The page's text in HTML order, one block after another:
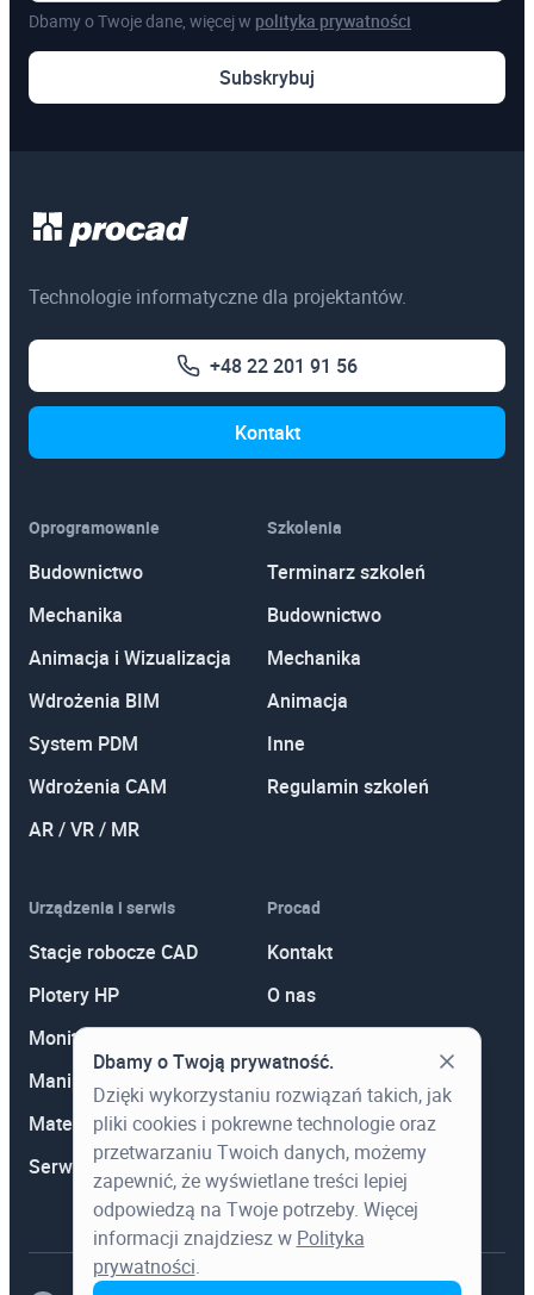
Dbamy o Twoje dane, więcej w polityka prywatności
Subskrybuj
Technologie informatyczne dla projektantów.
+48 22 201 91 56
Kontakt
Oprogramowanie
Budownictwo
Mechanika
Animacja i Wizualizacja
Wdrożenia BIM
System PDM
Wdrożenia CAM
AR / VR / MR
Szkolenia
Terminarz szkoleń
Budownictwo
Mechanika
Animacja
Inne
Regulamin szkoleń
Urządzenia i serwis
Stacje robocze CAD
Plotery HP
Monitory
Manipulatory 3D
Materiały eksploatacyjne
Serwis
Procad
Kontakt
O nas
Promocje
Aktualności
Wiedza
Dbamy o Twoją prywatność.
Dzięki wykorzystaniu rozwiązań takich, jak
pliki cookies i pokrewne technologie oraz
przetwarzaniu Twoich danych, możemy
zapewnić, że wyświetlane treści lepiej
odpowiedzą na Twoje potrzeby. Więcej
informacji znajdziesz w Polityka
prywatności.